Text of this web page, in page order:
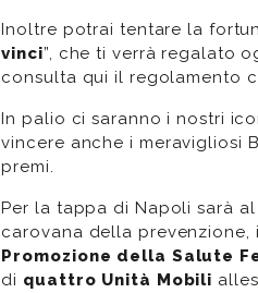
Inoltre potrai tentare la
vinci”, che ti verrà regalato
consulta qui il regolamento
In palio ci saranno i nostri
vincere anche i meravigliosi
premi.
Per la tappa di Napoli sarà
carovana della prevenzione,
Promozione della Salute
di quattro Unità Mobili